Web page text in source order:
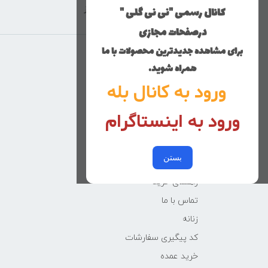
کانال رسمی "نی نی گلی "
درصفحات مجازی
برای مشاهده جدیدترین محصولات با ما
همراه شوید.
ورود به کانال بله
ورود به اینستاگرام
بستن
ارسال با پست پیشتاز
منوی وب‌سایت
محصولات
دخترانه
پسرانه
کوچولوهای نی نی گلی
راهنمای خرید
تماس با ما
زنانه
کد پیگیری سفارشات
خرید عمده